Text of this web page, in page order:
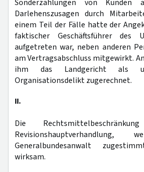
Sonderzahlungen von Kunden
Darlehenszusagen durch
einem Teil der Fälle hatte der
faktischer Geschäftsführer des
aufgetreten war, neben anderen
am Vertragsabschluss mitgewirkt.
ihm das Landgericht als
Organisationsdelikt zugerechnet.
II.
Die
Revisionshauptverhandlung,
Generalbundesanwalt
wirksam.